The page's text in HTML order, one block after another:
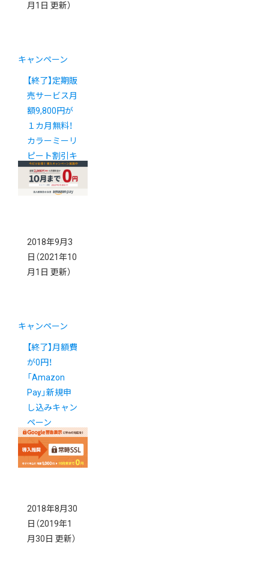
月1日 更新）
キャンペーン
【終了】定期販
売サービス月
額9,800円が
１カ月無料！
カラーミーリ
ピート割引キ
ャンペーン
2018年9月3
日 （2021年10
月1日 更新）
キャンペーン
【終了】月額費
が0円！
「Amazon
Pay」新規申
し込みキャン
ペーン
2018年8月30
日 （2019年1
月30日 更新）